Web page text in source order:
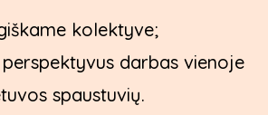
kolektyve;
darbas vienoje
spaustuvių.